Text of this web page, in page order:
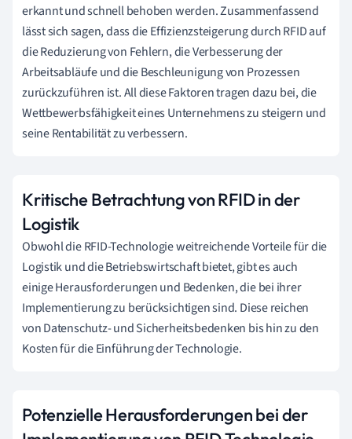
erkannt und schnell behoben werden. Zusammenfassend
lässt sich sagen, dass die Effizienzsteigerung durch RFID auf
die Reduzierung von Fehlern, die Verbesserung der
Arbeitsabläufe und die Beschleunigung von Prozessen
zurückzuführen ist. All diese Faktoren tragen dazu bei, die
Wettbewerbsfähigkeit eines Unternehmens zu steigern und
seine Rentabilität zu verbessern.
Kritische Betrachtung von RFID in der
Logistik
Obwohl die RFID-Technologie weitreichende Vorteile für die
Logistik und die Betriebswirtschaft bietet, gibt es auch
einige Herausforderungen und Bedenken, die bei ihrer
Implementierung zu berücksichtigen sind. Diese reichen
von Datenschutz- und Sicherheitsbedenken bis hin zu den
Kosten für die Einführung der Technologie.
Potenzielle Herausforderungen bei der